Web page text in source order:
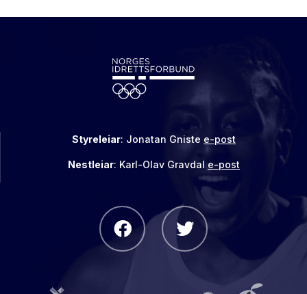
Styreleiar: Jonatan Gniste e-post
Nestleiar: Karl-Olav Gravdal e-post